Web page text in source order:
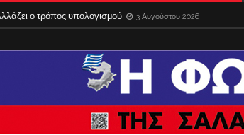
ο τρόπος υπολογισμού 3 Αυγούστου 2026